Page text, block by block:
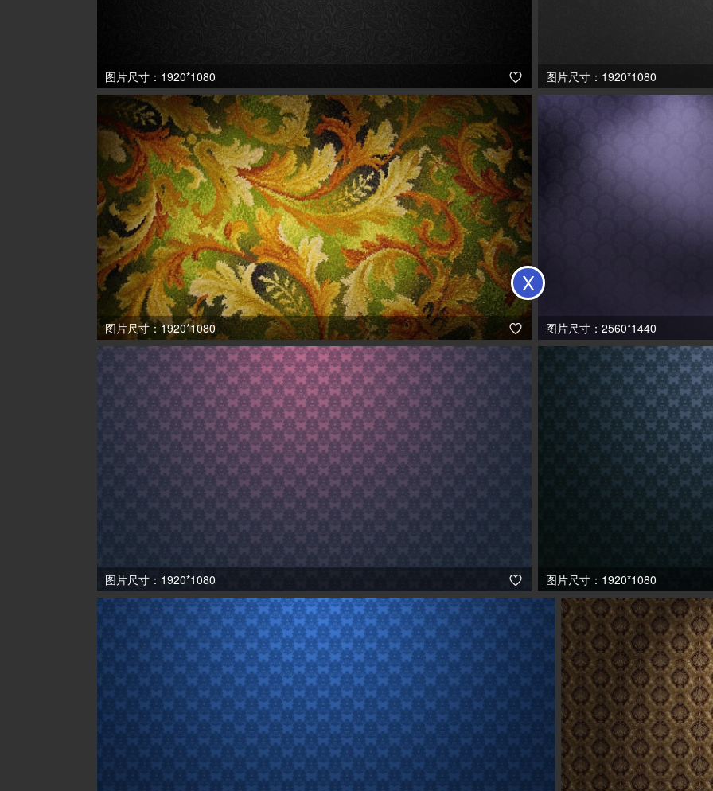
图片尺寸：1920*1080  图片尺寸：1920*1080
图片尺寸：1920*1080  图片尺寸：2560*1440
图片尺寸：1920*1080  图片尺寸：1920*1080
X